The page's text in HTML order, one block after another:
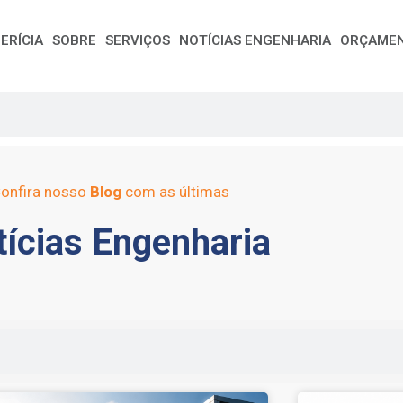
SOBRE SERVIÇOS NOTÍCIAS ENGENHARIA
nosso Blogcom as últimas
Engenharia